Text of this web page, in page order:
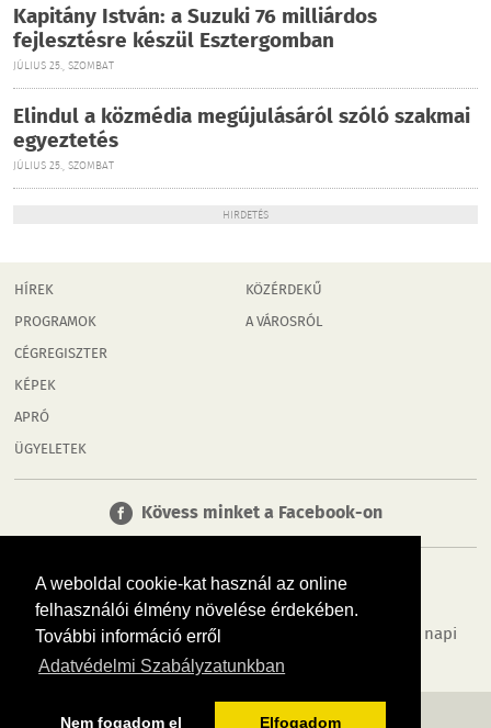
A weboldal cookie-kat használ az online
felhasználói élmény növelése érdekében.
További információ erről
Adatvédelmi Szabályzatunkban
Nem fogadom el Elfogadom
Kapitány István: a Suzuki 76 milliárdos
fejlesztésre készül Esztergomban
JÚLIUS 25., SZOMBAT
Elindul a közmédia megújulásáról szóló szakmai
egyeztetés
JÚLIUS 25., SZOMBAT
HIRDETÉS
HÍREK
PROGRAMOK
CÉGREGISZTER
KÉPEK
APRÓ
ÜGYELETEK
KÖZÉRDEKŰ
A VÁROSRÓL
Kövess minket a Facebook-on
Tudj meg többet városodról! Hírek, programok, képek, napi
menü, cégek…. és minden, ami Győr
MÉDIAAJÁNLÓ ADATVÉDELEM IMPRESSZUM RÓLUNK